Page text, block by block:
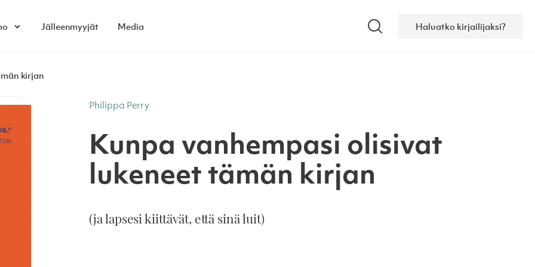
Open child menu
Jälleenmyyjät Media Haluatko kirjailijaksi?
Hae
kirjan
Philippa Perry
Kunpa vanhempasi olisivat
lukeneet tämän kirjan
(ja lapsesi kiittävät, että sinä luit)